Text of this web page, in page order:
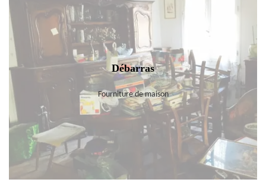
Débarras
Fourniture de maison